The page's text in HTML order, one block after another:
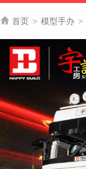
 首页 > 模型手办 >